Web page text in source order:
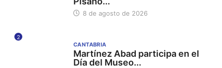
8 de agosto de 2026
2
CANTABRIA
Martínez Abad participa en el
Día del Museo...